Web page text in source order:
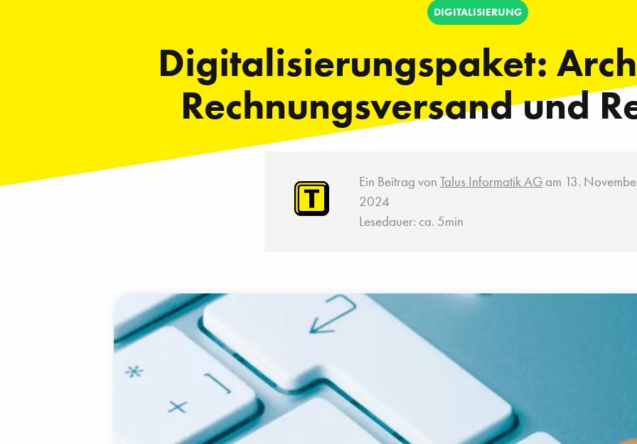
DIGITALISIERUNG
Digitalisierungspaket:
Rechnungsversand und
Ein Beitrag von Talus Informatik AG am 13.
2024
Lesedauer: ca. 5min